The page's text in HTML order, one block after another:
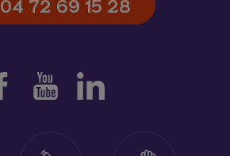
04 72 69 15 28